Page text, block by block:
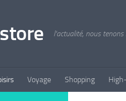
l'actualité, nous tenons
Voyage Shopping